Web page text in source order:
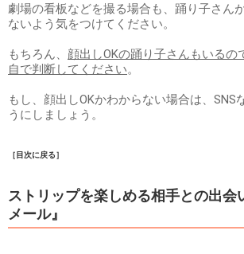
劇場の看板などを撮る場合も、踊り子さん
ないよう気をつけてください。
もちろん、 顔出しOKの踊り子さんもいるの
自で判断してください。
もし、顔出しOKかわからない場合は、SNS
うにしましょう。
［目次に戻る］
ストリップを楽しめる相手との出会
メール』